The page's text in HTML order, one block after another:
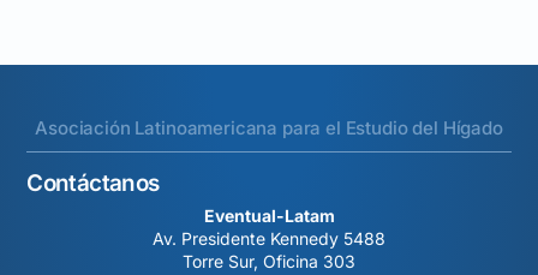
Asociación Latinoamericana para el Estudio del Hígado
Contáctanos
Eventual-Latam
Av. Presidente Kennedy 5488
Torre Sur, Oficina 303